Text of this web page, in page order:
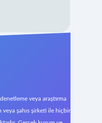
veya araştırma
şahıs şirketi ile hiçbir